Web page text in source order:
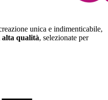
unica e indimenticabile,
alta qualità, selezionate per